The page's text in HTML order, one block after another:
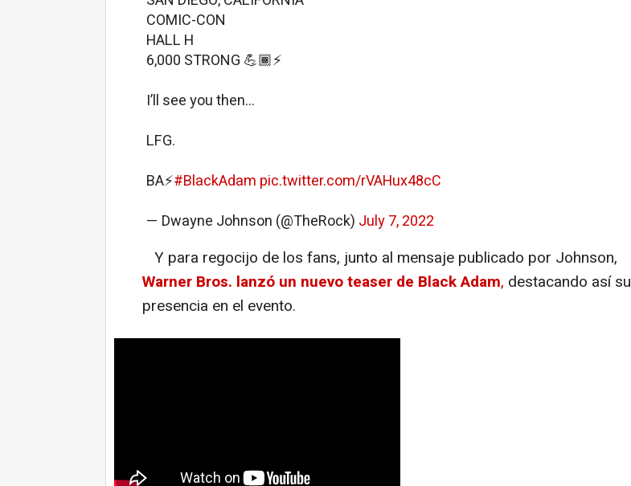
COMIC-CON
HALL H
6,000 STRONG 💪🏾⚡️
I’ll see you then…
LFG.
BA⚡️#BlackAdam pic.twitter.com/rVAHux48cC
— Dwayne Johnson (@TheRock) July 7, 2022
Y para regocijo de los fans, junto al mensaje publicado por Johnson,
Warner Bros. lanzó un nuevo teaser de Black Adam, destacando así su
presencia en el evento.